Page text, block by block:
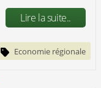
Lire la suite..
Economie régionale